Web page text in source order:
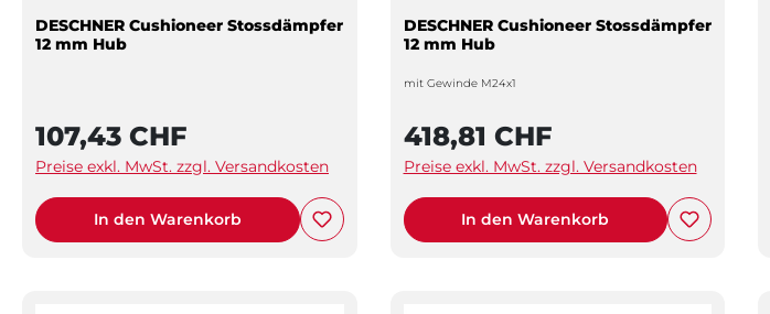
DESCHNER Cushioneer Stossdämpfer
12 mm Hub
107,43 CHF
Preise exkl. MwSt. zzgl. Versandkosten
In den Warenkorb
DESCHNER Cushioneer Stossdämpfer
12 mm Hub
mit Gewinde M24x1
418,81 CHF
Preise exkl. MwSt. zzgl. Versandkosten
In den Warenkorb